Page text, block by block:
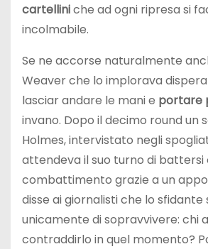
cartelliniche ad ogni ripresa si
incolmabile.
Se ne accorse naturalmente
Weaver che lo implorava
lasciar andare le mani e portare
invano. Dopo il decimo round un
Holmes, intervistato negli
attendeva il suo turno di battersi
combattimento grazie a un
disse ai giornalisti che lo
unicamente di sopravvivere: chi
contraddirlo in quel momento?